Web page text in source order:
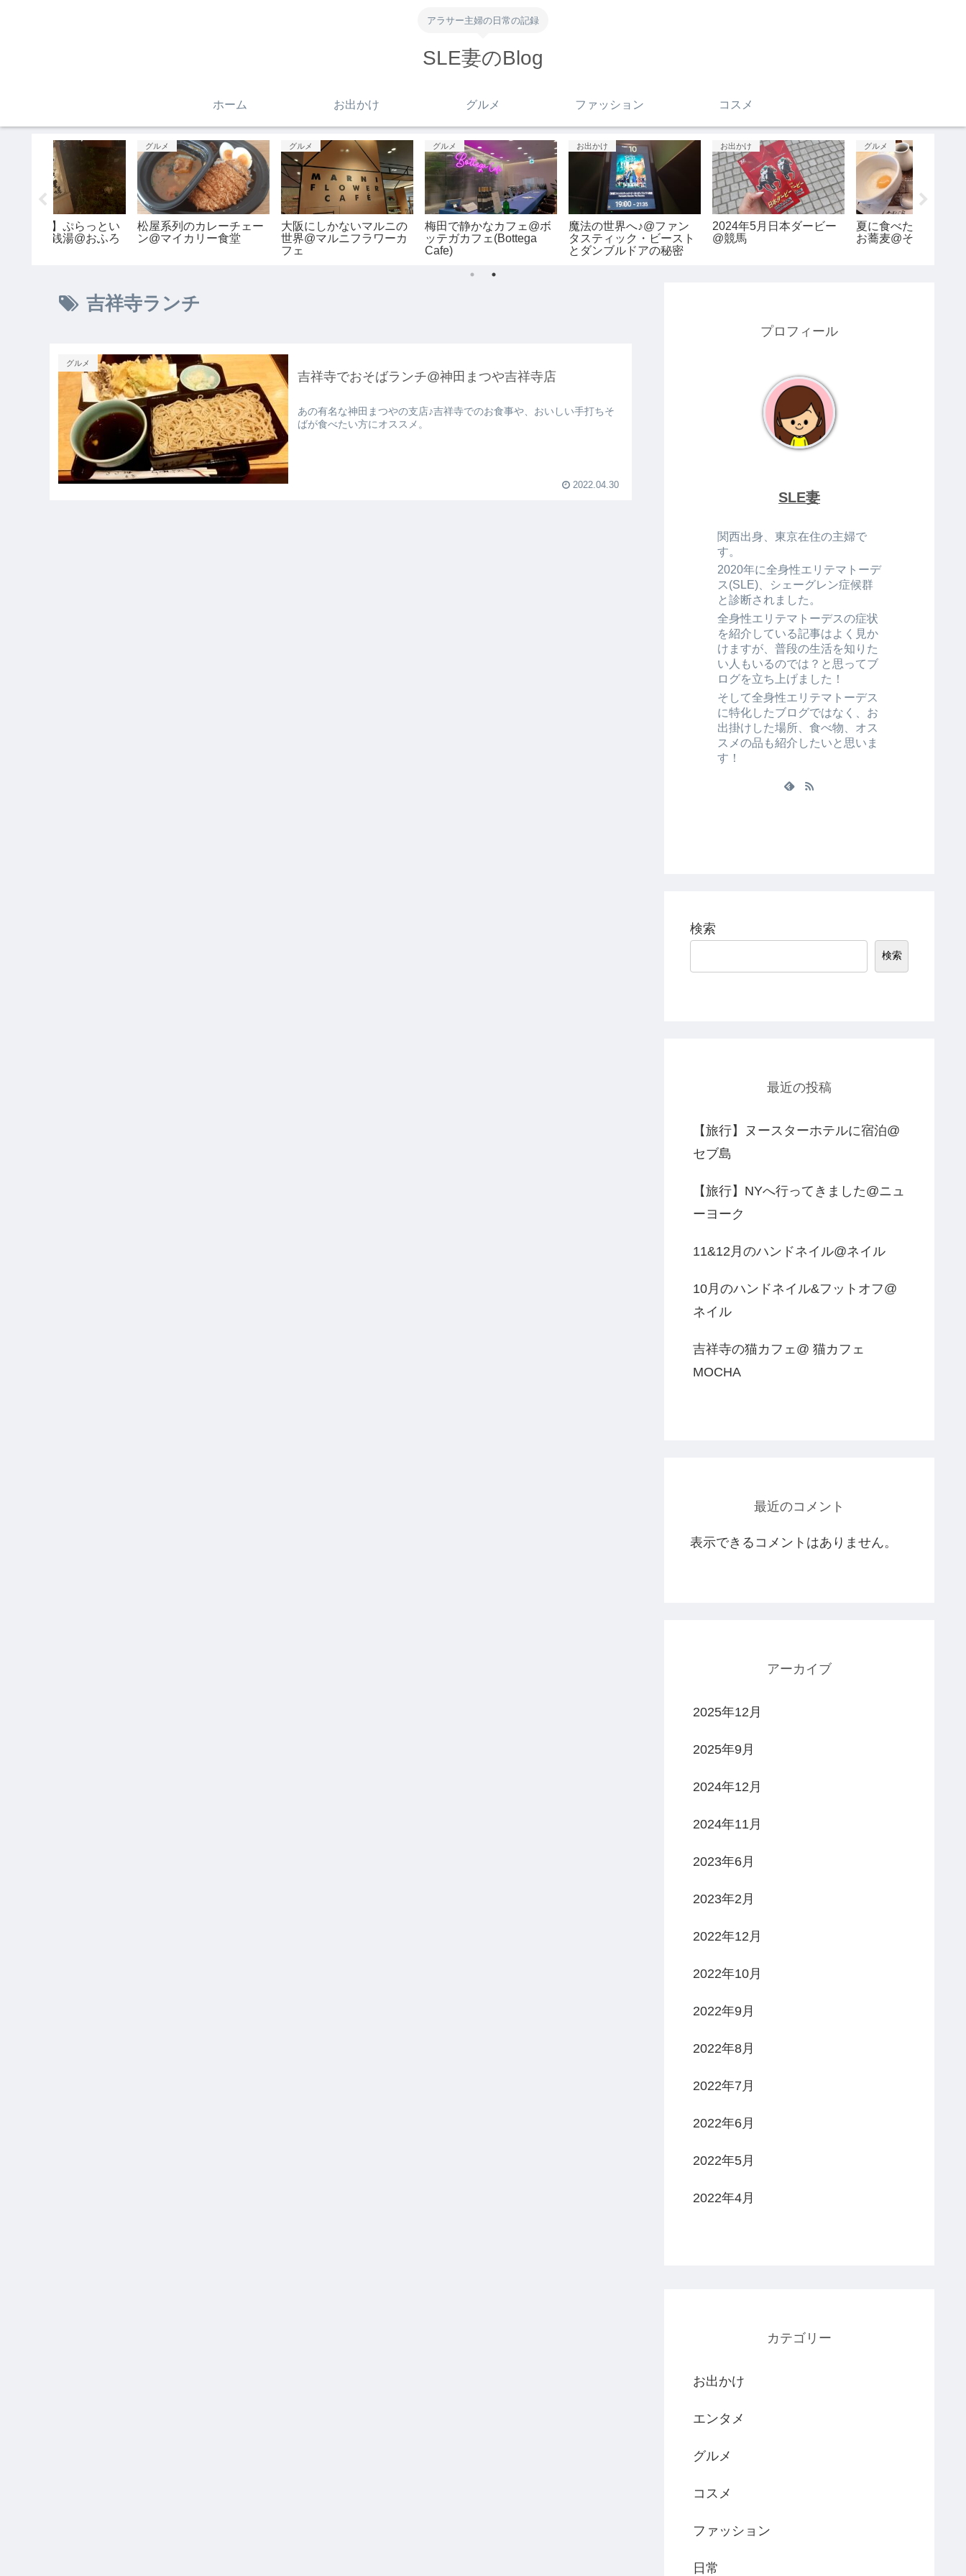
アラサー主婦の日常の記録
SLE妻のBlog
ホーム お出かけ グルメ ファッション コスメ
グルメ
梅田で静かなカフェ@ボ
ッテガカフェ(Bottega
お出かけ
魔法の世界へ♪@ファン
タスティック・ビースト
とダンブルドアの秘密
お出かけ
2024年5月日本ダービー
@競馬
グルメ
夏に食べたくなる冷たい
お蕎麦@そばだ家
グルメ
安定の美味しいお肉@
叙々苑
お出かけ
新幹線の疲れを、、@ひ
吉祥寺ランチ
グルメ
吉祥寺でおそばランチ@神田まつや吉祥寺店
あの有名な神田まつやの支店♪吉祥寺でのお食事や、おいしい手打ちそ
ばが食べたい方にオススメ。
2022.04.30
プロフィール
SLE妻
関西出身、東京在住の主婦で
す。
2020年に全身性エリテマトーデ
ス(SLE)、シェーグレン症候群
と診断されました。
全身性エリテマトーデスの症状
を紹介している記事はよく見か
けますが、普段の生活を知りた
い人もいるのでは？と思ってブ
ログを立ち上げました！
そして全身性エリテマトーデス
に特化したブログではなく、お
出掛けした場所、食べ物、オス
スメの品も紹介したいと思いま
す！
検索
検索
最近の投稿
【旅行】ヌースターホテルに宿泊@
セブ島
【旅行】NYへ行ってきました@ニュ
ーヨーク
11&12月のハンドネイル@ネイル
10月のハンドネイル&フットオフ@
ネイル
吉祥寺の猫カフェ@ 猫カフェ
MOCHA
最近のコメント
表示できるコメントはありません。
アーカイブ
2025年12月
2025年9月
2024年12月
2024年11月
2023年6月
2023年2月
2022年12月
2022年10月
2022年9月
2022年8月
2022年7月
2022年6月
2022年5月
2022年4月
カテゴリー
お出かけ
エンタメ
グルメ
コスメ
ファッション
日常